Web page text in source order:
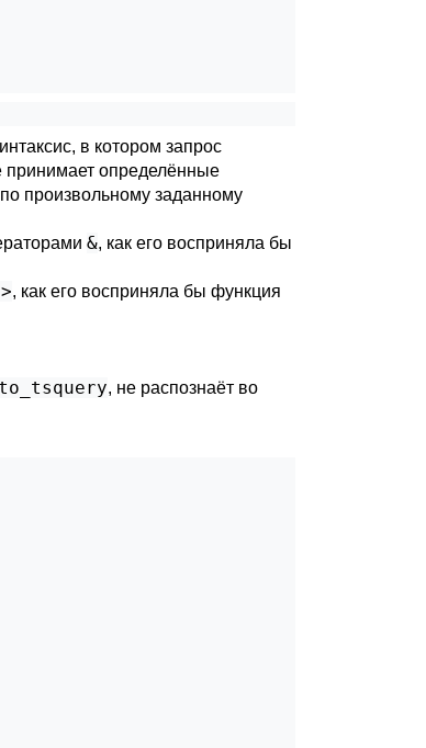
в котором запрос
принимает определённые
произвольному заданному
&, как его восприняла бы
, как его восприняла бы функция
, не распознаёт во